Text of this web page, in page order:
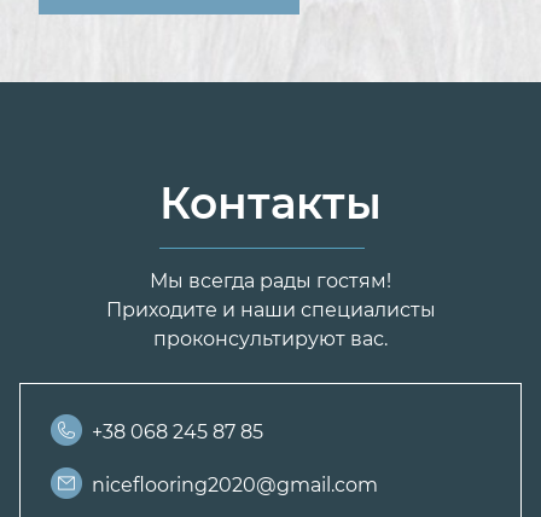
Контакты
Мы всегда рады гостям!
Приходите и наши специалисты
проконсультируют вас.
+38 068 245 87 85
niceflooring2020@gmail.com